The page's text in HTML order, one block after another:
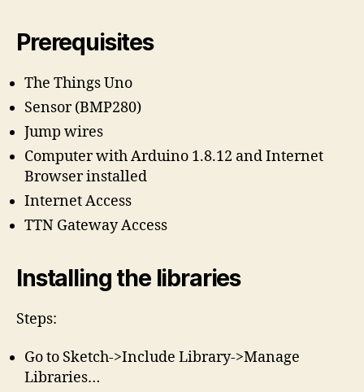
Prerequisites
The Things Uno
Sensor (BMP280)
Jump wires
Computer with Arduino 1.8.12 and Internet
Browser installed
Internet Access
TTN Gateway Access
Installing the libraries
Steps:
Go to Sketch->Include Library->Manage
Libraries…